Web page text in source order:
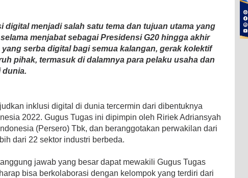
digital menjadi salah satu tema dan tujuan utama yang
menjabat sebagai Presidensi G20 hingga akhir
serba digital bagi semua kalangan, gerak kolektif
pihak, termasuk di dalamnya para pelaku usaha dan
dunia.
inklusi digital di dunia tercermin dari dibentuknya
2022. Gugus Tugas ini dipimpin oleh Ririek Adriansyah
(Persero) Tbk, dan beranggotakan perwakilan dari
dari 22 sektor industri berbeda.
jawab yang besar dapat mewakili Gugus Tugas
bisa berkolaborasi dengan kelompok yang terdiri dari